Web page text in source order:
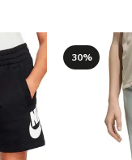
30%